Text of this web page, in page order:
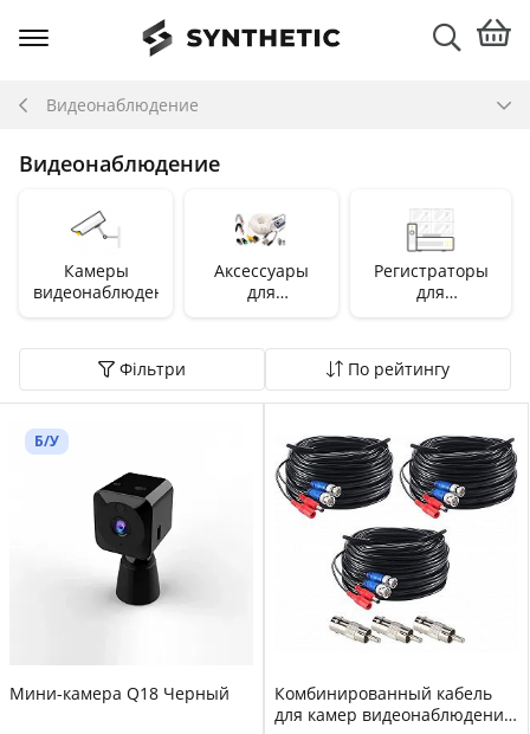
Видеонаблюдение
Видеонаблюдение
Камеры
видеонаблюдения
Аксессуары
для
Регистраторы
для
Фільтри По рейтингу
Б/У
Мини-камера Q18 Черный
Комбинированный кабель
для камер видеонаблюдения